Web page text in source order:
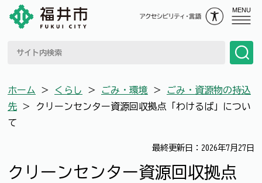
MENU
ホーム ＞ くらし ＞ ごみ・環境 ＞ ごみ・資源物の持込
先 ＞
クリーンセンター資源回収拠点「わけるば」につい
て
最終更新日：2026年7月27日
クリーンセンター資源回収拠点